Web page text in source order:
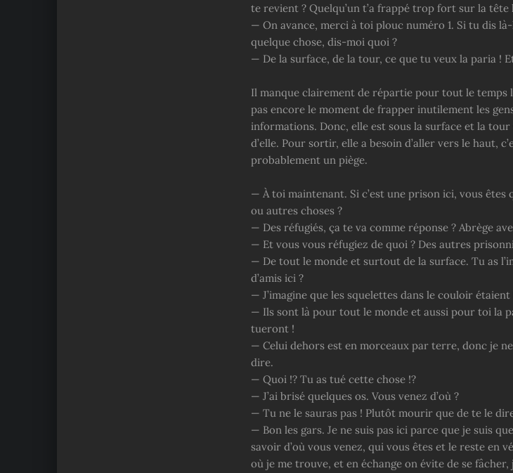
te revient ? Quelqu’un t’a frappé trop fort sur la tête
— On avance, merci à toi plouc numéro 1. Si tu dis là-
quelque chose, dis-moi quoi ?
— De la surface, de la tour, ce que tu veux la paria !
Il manque clairement de répartie pour tout le temps
pas encore le moment de frapper inutilement les
informations. Donc, elle est sous la surface et la
d’elle. Pour sortir, elle a besoin d’aller vers le haut,
probablement un piège.
— À toi maintenant. Si c’est une prison ici, vous êtes
ou autres choses ?
— Des réfugiés, ça te va comme réponse ? Abrège
— Et vous vous réfugiez de quoi ? Des autres
— De tout le monde et surtout de la surface. Tu as
d’amis ici ?
— J’imagine que les squelettes dans le couloir
— Ils sont là pour tout le monde et aussi pour toi la
tueront !
— Celui dehors est en morceaux par terre, donc je
dire.
— Quoi !? Tu as tué cette chose !?
— J’ai brisé quelques os. Vous venez d’où ?
— Tu ne le sauras pas ! Plutôt mourir que de te le
— Bon les gars. Je ne suis pas ici parce que je suis
savoir d’où vous venez, qui vous êtes et le reste en
où je me trouve, et en échange on évite de se